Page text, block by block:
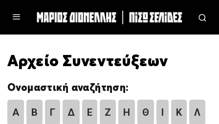
Αρχείο Συνεντεύξεων
Ονομαστική αναζήτηση:
Α Β Γ Δ Ε Ζ Η Θ Ι Κ Λ